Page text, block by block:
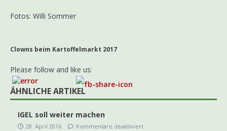
Fotos: Willi Sommer
Clowns beim Kartoffelmarkt 2017
Please follow and like us:
ÄHNLICHE ARTIKEL
IGEL soll weiter machen
28. April 2016 Kommentare deaktiviert